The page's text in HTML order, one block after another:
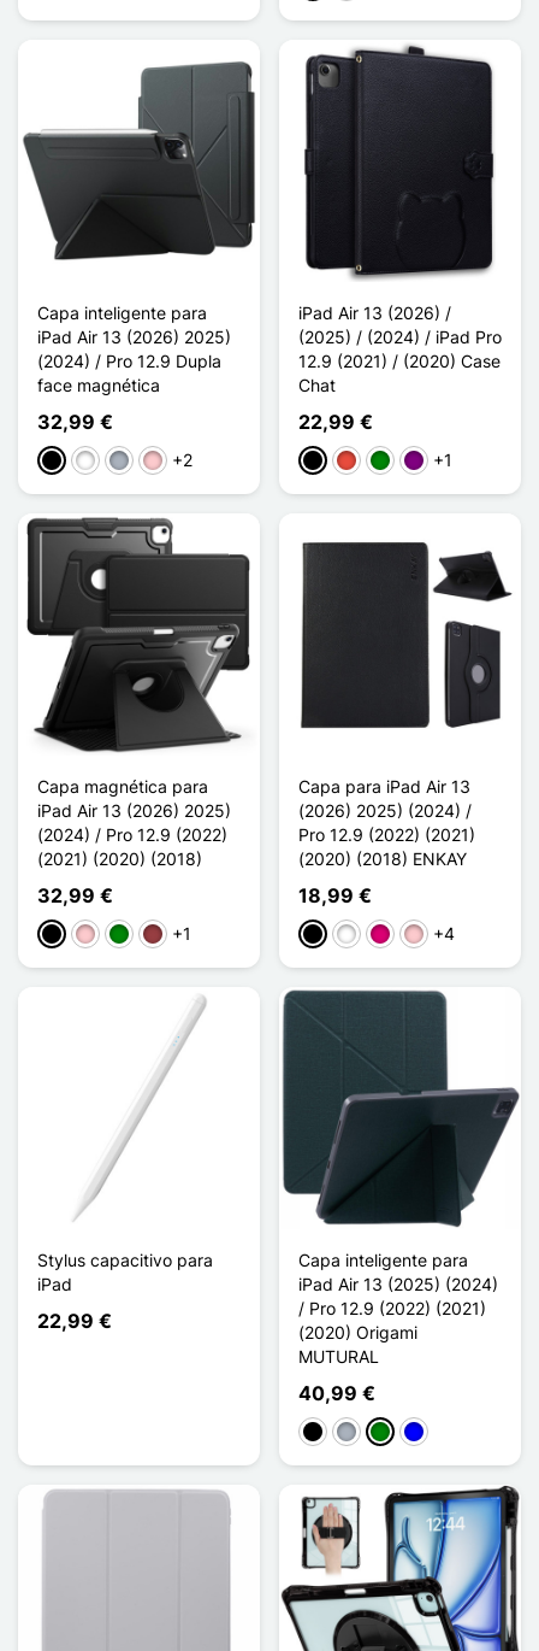
Capa inteligente para
iPad Air 13 (2026) 2025)
(2024) / Pro 12.9 Dupla
face magnética
32,99 €
PretoBrancoCinzento
Rosa+2
iPad Air 13 (2026) /
(2025) / (2024) / iPad Pro
12.9 (2021) / (2020) Case
Chat
22,99 €
PretoVermelho
VerdePúrpura
+1
Capa magnética para
iPad Air 13 (2026) 2025)
(2024) / Pro 12.9 (2022)
(2021) (2020) (2018)
32,99 €
PretoRosaVerdeVermelho escuro
+1
Capa para iPad Air 13
(2026) 2025) (2024) /
Pro 12.9 (2022) (2021)
(2020) (2018) ENKAY
18,99 €
PretoBrancoMagenta
Rosa+4
Stylus capacitivo para
iPad
22,99 €
Capa inteligente para
iPad Air 13 (2025) (2024)
/ Pro 12.9 (2022) (2021)
(2020) Origami
MUTURAL
40,99 €
PretoCinzento
VerdeAzul